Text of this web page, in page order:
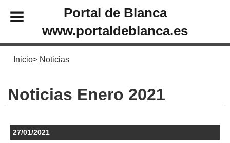
Portal de Blanca
www.portaldeblanca.es
Inicio Noticias
Noticias Enero 2021
27/01/2021